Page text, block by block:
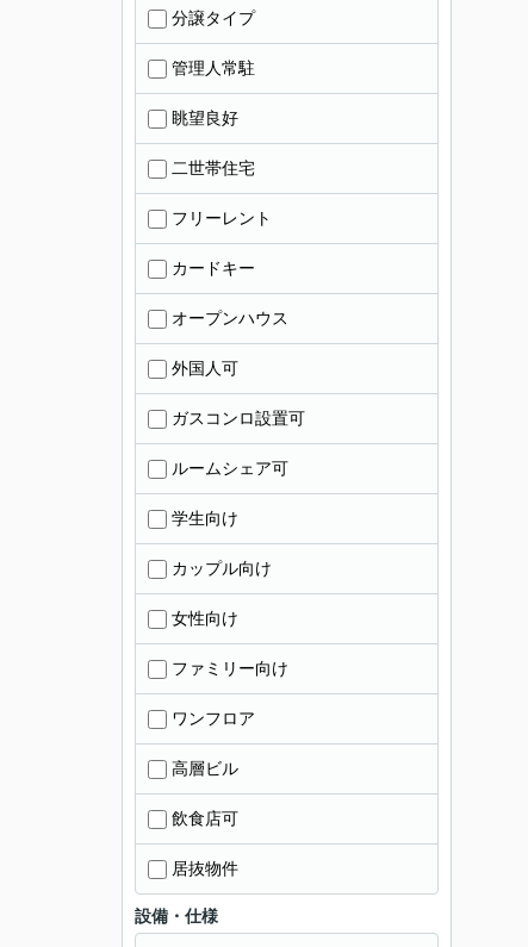
分譲タイプ
管理人常駐
眺望良好
二世帯住宅
フリーレント
カードキー
オープンハウス
外国人可
ガスコンロ設置可
ルームシェア可
学生向け
カップル向け
女性向け
ファミリー向け
ワンフロア
高層ビル
飲食店可
居抜物件
設備・仕様